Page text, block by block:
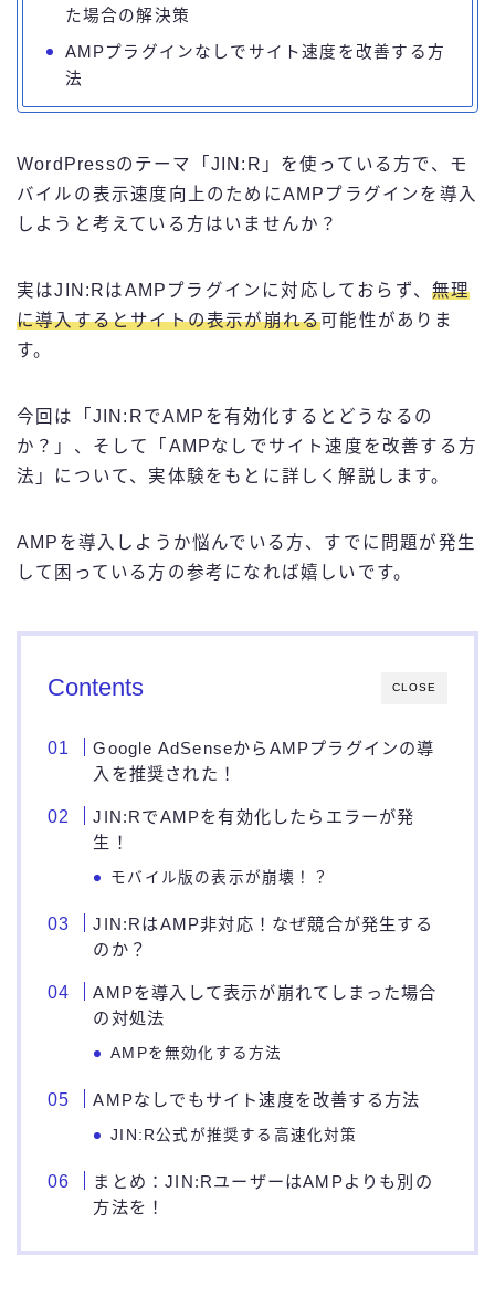
ブログ技術
お問い合わせ
た場合の解決策
AMPプラグインなしでサイト速度を改善する方
法
WordPressのテーマ「JIN:R」を使っている方で、モ
バイルの表示速度向上のためにAMPプラグインを導入
しようと考えている方はいませんか？
実はJIN:RはAMPプラグインに対応しておらず、 無理
に導入するとサイトの表示が崩れる可能性がありま
す。
今回は「JIN:RでAMPを有効化するとどうなるの
か？」、そして「AMPなしでサイト速度を改善する方
法」について、実体験をもとに詳しく解説します。
AMPを導入しようか悩んでいる方、すでに問題が発生
して困っている方の参考になれば嬉しいです。
CLOSE
Contents
Google AdSenseからAMPプラグインの導
入を推奨された！
JIN:RでAMPを有効化したらエラーが発
生！
モバイル版の表示が崩壊！？
JIN:RはAMP非対応！なぜ競合が発生する
のか？
AMPを導入して表示が崩れてしまった場合
の対処法
AMPを無効化する方法
AMPなしでもサイト速度を改善する方法
JIN:R公式が推奨する高速化対策
まとめ：JIN:RユーザーはAMPよりも別の
方法を！